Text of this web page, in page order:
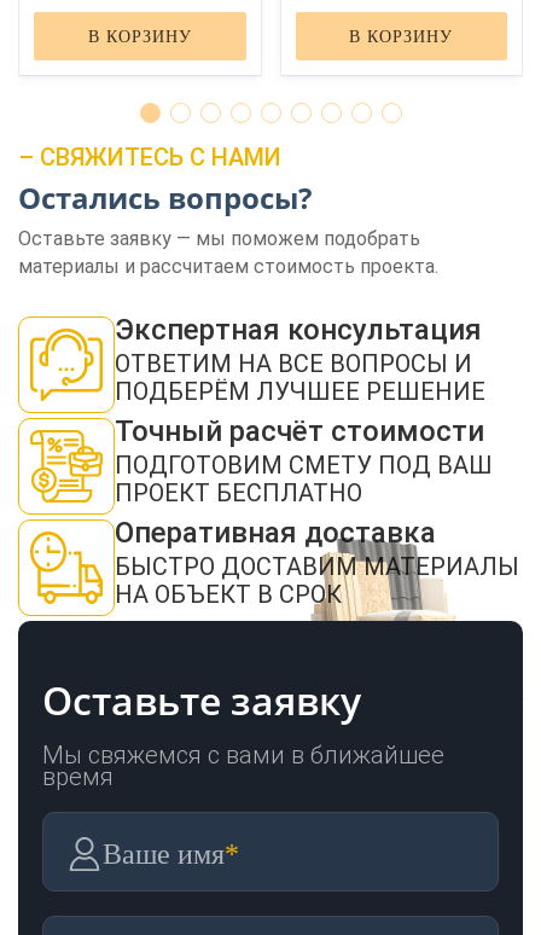
В КОРЗИНУ В КОРЗИНУ
– СВЯЖИТЕСЬ С НАМИ
Остались вопросы?
Оставьте заявку — мы поможем подобрать
материалы и рассчитаем стоимость проекта.
Экспертная консультация
ОТВЕТИМ НА ВСЕ ВОПРОСЫ И
ПОДБЕРЁМ ЛУЧШЕЕ РЕШЕНИЕ
Точный расчёт стоимости
ПОДГОТОВИМ СМЕТУ ПОД ВАШ
ПРОЕКТ БЕСПЛАТНО
Оперативная доставка
БЫСТРО ДОСТАВИМ МАТЕРИАЛЫ
НА ОБЪЕКТ В СРОК
Оставьте заявку
Мы свяжемся с вами в ближайшее
время
Ваше имя*
ЗАКАЗАТЬ ЗВОНОК
Нажимая кнопку "Отправить", я даю своё согласие на обработку моих
персональных данных в соответствии с ФЗ от 27.07.2006 № 152-ФЗ "О
персональных данных", на условиях и для целей, определенных в
конфиденциальности